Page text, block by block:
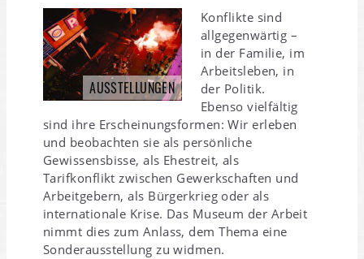
AUSSTELLUNGEN
Konflikte sind
allgegenwärtig –
in der Familie, im
Arbeitsleben, in
der Politik.
Ebenso vielfältig
sind ihre Erscheinungsformen: Wir erleben
und beobachten sie als persönliche
Gewissensbisse, als Ehestreit, als
Tarifkonflikt zwischen Gewerkschaften und
Arbeitgebern, als Bürgerkrieg oder als
internationale Krise. Das Museum der Arbeit
nimmt dies zum Anlass, dem Thema eine
Sonderausstellung zu widmen.